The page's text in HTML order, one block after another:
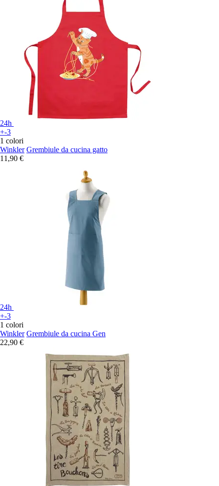
24h
+-3
1 colori
Winkler Grembiule da cucina gatto
11,90 €
24h
+-3
1 colori
Winkler Grembiule da cucina Gen
22,90 €